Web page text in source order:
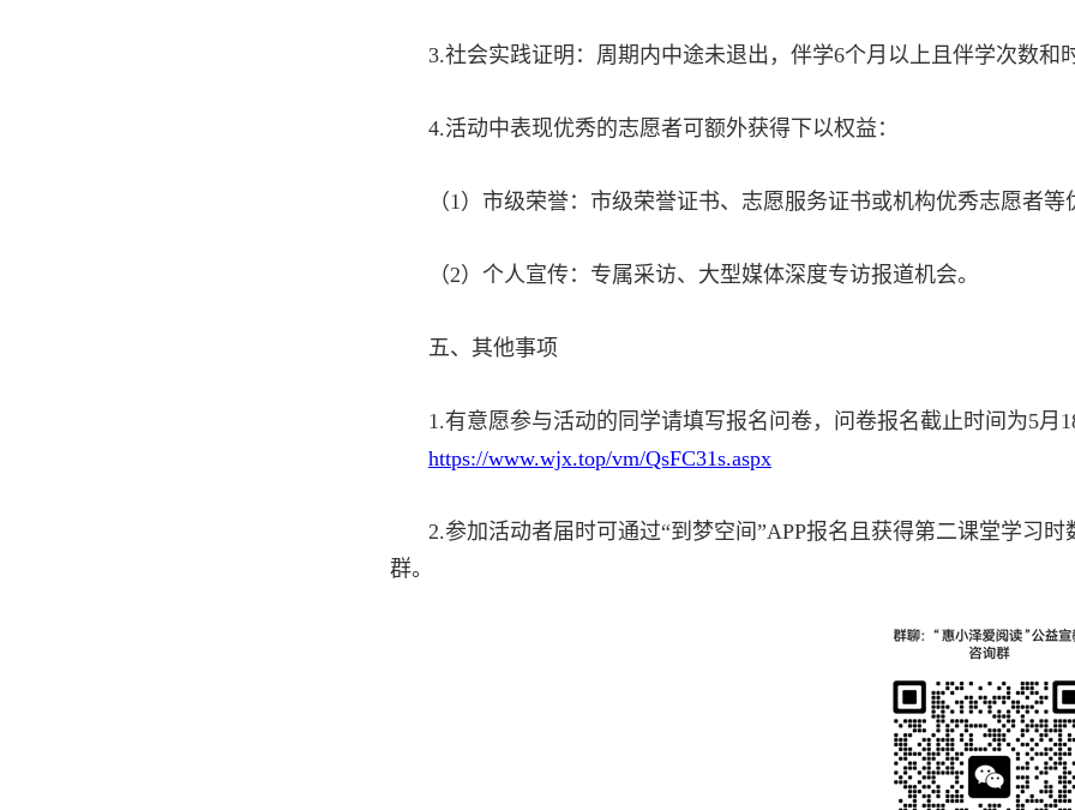
3.社会实践证明：周期内中途未退出，伴学6个月以上且伴学次数和
4.活动中表现优秀的志愿者可额外获得下以权益：
（1）市级荣誉：市级荣誉证书、志愿服务证书或机构优秀志愿者等
（2）个人宣传：专属采访、大型媒体深度专访报道机会。
五、其他事项
1.有意愿参与活动的同学请填写报名问卷，问卷报名截止时间为5月
https://www.wjx.top/vm/QsFC31s.aspx
2.参加活动者届时可通过“到梦空间”APP报名且获得第二课堂学习
群。